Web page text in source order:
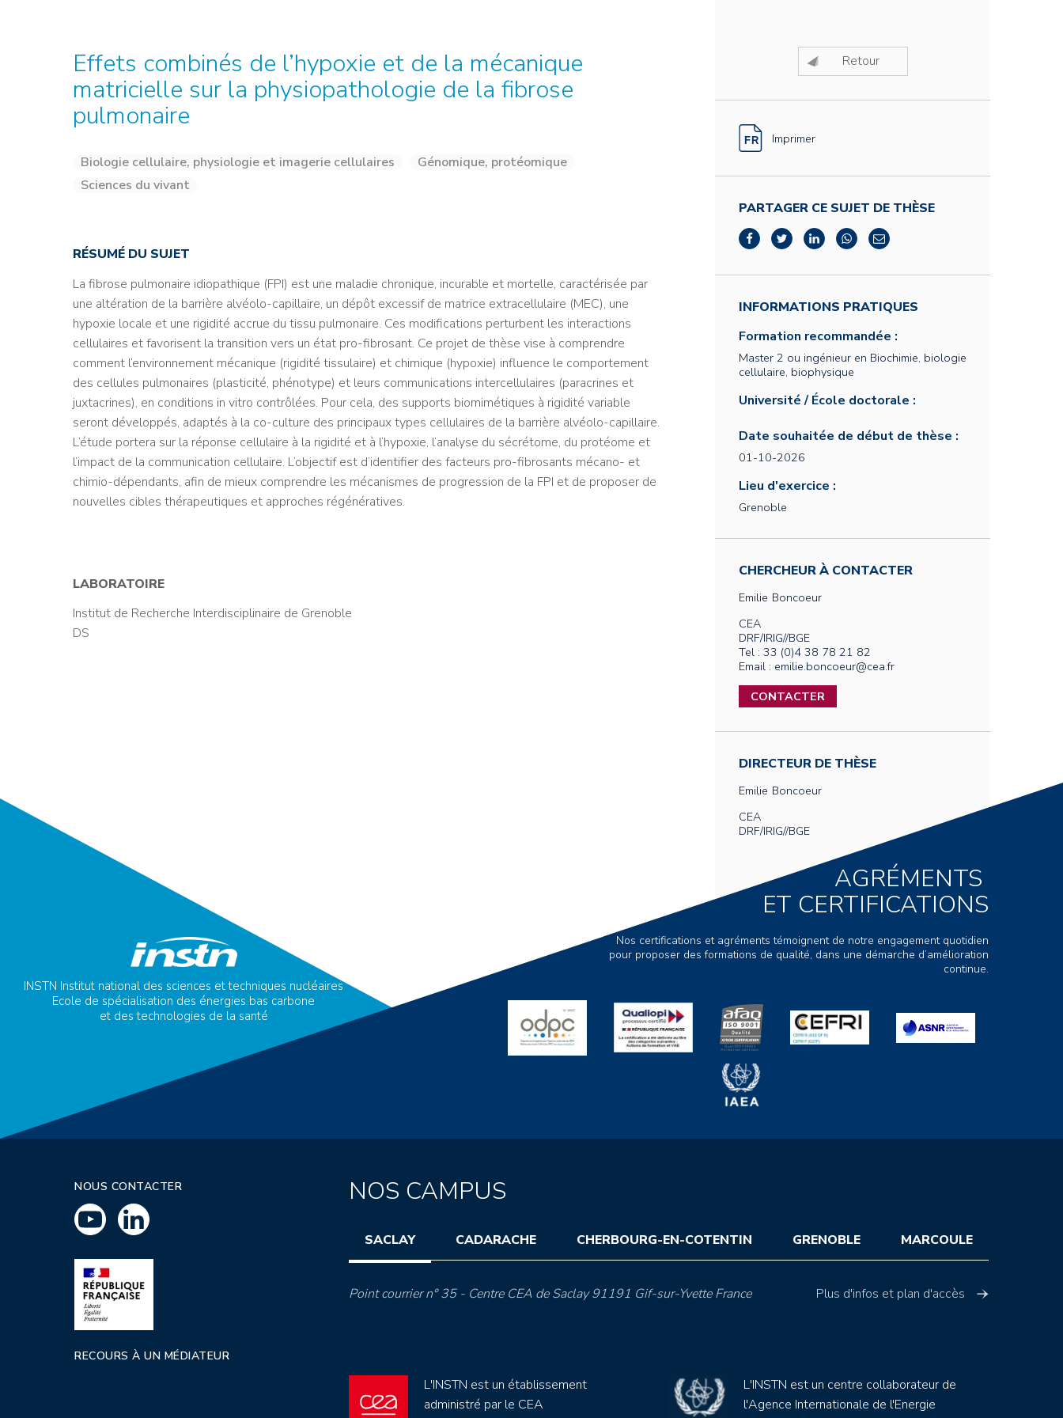
Effets combinés de l’hypoxie et de la mécanique
matricielle sur la physiopathologie de la fibrose
pulmonaire
Biologie cellulaire, physiologie et imagerie cellulaires
Génomique, protéomique
Sciences du vivant
RÉSUMÉ DU SUJET
La fibrose pulmonaire idiopathique (FPI) est une maladie chronique, incurable et mortelle, caractérisée par
une altération de la barrière alvéolo-capillaire, un dépôt excessif de matrice extracellulaire (MEC), une
hypoxie locale et une rigidité accrue du tissu pulmonaire. Ces modifications perturbent les interactions
cellulaires et favorisent la transition vers un état pro-fibrosant. Ce projet de thèse vise à comprendre
comment l’environnement mécanique (rigidité tissulaire) et chimique (hypoxie) influence le comportement
des cellules pulmonaires (plasticité, phénotype) et leurs communications intercellulaires (paracrines et
juxtacrines), en conditions in vitro contrôlées. Pour cela, des supports biomimétiques à rigidité variable
seront développés, adaptés à la co-culture des principaux types cellulaires de la barrière alvéolo-capillaire.
L’étude portera sur la réponse cellulaire à la rigidité et à l’hypoxie, l’analyse du sécrétome, du protéome et
l’impact de la communication cellulaire. L’objectif est d’identifier des facteurs pro-fibrosants mécano- et
chimio-dépendants, afin de mieux comprendre les mécanismes de progression de la FPI et de proposer de
nouvelles cibles thérapeutiques et approches régénératives.
LABORATOIRE
Institut de Recherche Interdisciplinaire de Grenoble
DS
Retour
Imprimer
PARTAGER CE SUJET DE THÈSE
INFORMATIONS PRATIQUES
Formation recommandée :
Master 2 ou ingénieur en Biochimie, biologie
cellulaire, biophysique
Université / École doctorale :
Date souhaitée de début de thèse :
01-10-2026
Lieu d'exercice :
Grenoble
CHERCHEUR À CONTACTER
Emilie Boncoeur
CEA
DRF/IRIG//BGE
Tel : 33 (0)4 38 78 21 82
Email : emilie.boncoeur@cea.fr
CONTACTER
DIRECTEUR DE THÈSE
Emilie Boncoeur
CEA
DRF/IRIG//BGE
INSTN Institut national des sciences et techniques nucléaires
Ecole de spécialisation des énergies bas carbone
et des technologies de la santé
AGRÉMENTS
ET CERTIFICATIONS
Nos certifications et agréments témoignent de notre engagement quotidien
pour proposer des formations de qualité, dans une démarche d’amélioration
continue.
NOUS CONTACTER
RECOURS À UN MÉDIATEUR
NOS CAMPUS
SACLAY CADARACHE CHERBOURG-EN-COTENTIN GRENOBLE MARCOULE
Point courrier n° 35 - Centre CEA de Saclay 91191 Gif-sur-Yvette France Plus d'infos et plan d'accès
L'INSTN est un établissement
administré par le CEA
L'INSTN est un centre collaborateur de
l'Agence Internationale de l'Energie